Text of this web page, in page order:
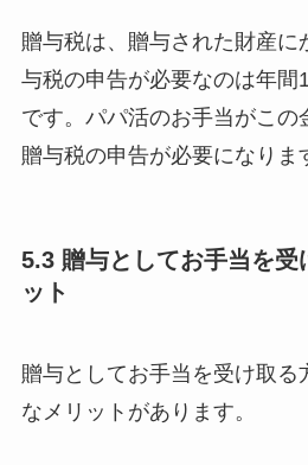
贈与税は、贈与された財産に
与税の申告が必要なのは年間
です。パパ活のお手当がこの
贈与税の申告が必要になりま
5.3 贈与としてお手当を受
ット
贈与としてお手当を受け取る
なメリットがあります。